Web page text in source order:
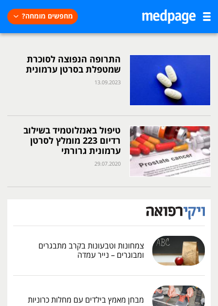
מחפשים מומחה?
התרופה הנפוצה לסוכרת
שמטפלת בסרטן ערמונית
13.09.2023
טיפול באנזלוטמיד בשילוב
רדיום 223 מומלץ לסרטן
ערמונית גרורתי
29.07.2020
צמחונות וטבעונות בקרב מתבגרים
ומבוגרים – נייר עמדה
מבחן מאמץ בילדים עם מחלות כרוניות